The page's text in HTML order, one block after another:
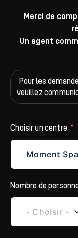
Merci de
Un agent
Pour les
veuillez
Choisir un centre
Nombre de